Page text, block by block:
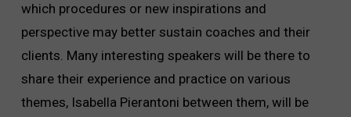
which procedures or new inspirations and
perspective may better sustain coaches and their
clients. Many interesting speakers will be there to
share their experience and practice on various
themes, Isabella Pierantoni between them, will be